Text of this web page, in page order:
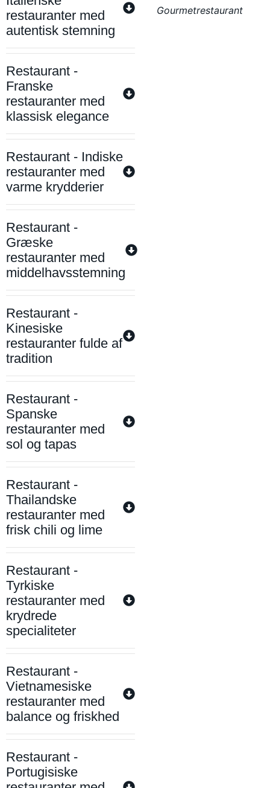
restauranter med
autentisk stemning
Restaurant -
Franske
restauranter med
klassisk elegance
Restaurant - Indiske
restauranter med
varme krydderier
Restaurant -
Græske
restauranter med
middelhavsstemning
Restaurant -
Kinesiske
restauranter fulde af
tradition
Restaurant -
Spanske
restauranter med
sol og tapas
Restaurant -
Thailandske
restauranter med
frisk chili og lime
Restaurant -
Tyrkiske
restauranter med
krydrede
specialiteter
Restaurant -
Vietnamesiske
restauranter med
balance og friskhed
Restaurant -
Portugisiske
Gourmetrestaurant